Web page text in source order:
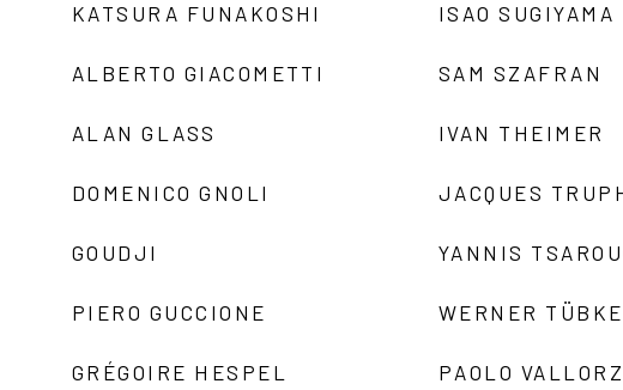
KATSURA FUNAKOSHI
ALBERTO GIACOMETTI
ALAN GLASS
DOMENICO GNOLI
GOUDJI
PIERO GUCCIONE
GRÉGOIRE HESPEL
ISAO SUGIYAMA
SAM SZAFRAN
IVAN THEIMER
JACQUES
YANNIS
WERNER TÜBKE
PAOLO VALLORZ